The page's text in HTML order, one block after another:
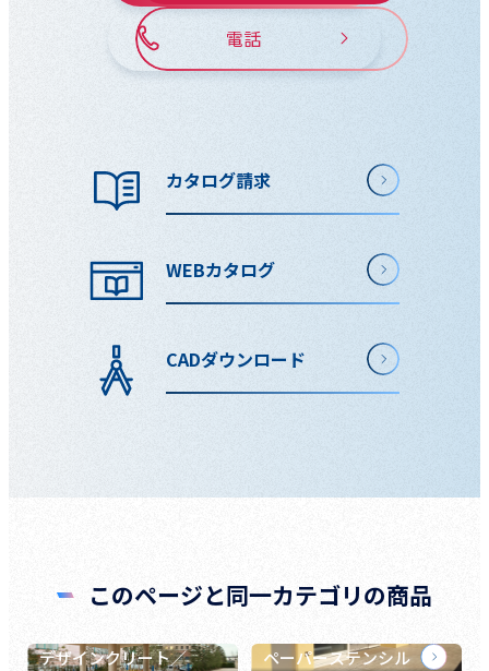
電話
カタログ請求
WEBカタログ
CADダウンロード
このページと同一カテゴリの商品
デザインクリート／
ペーパーステンシル